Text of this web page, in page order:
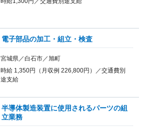
電子部品の加工・組立・検査
宮城県／白石市／旭町
時給 1,350円（月収例 226,800円）／交通費別
途支給
半導体製造装置に使用されるパーツの組
立業務